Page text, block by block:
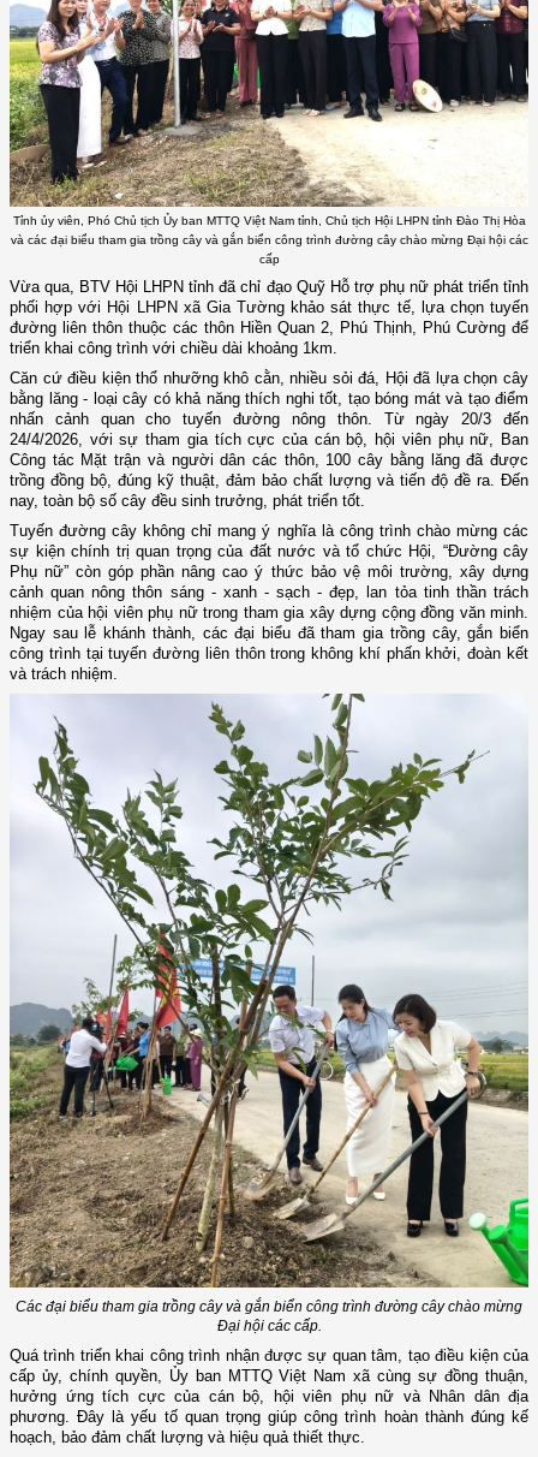
Tỉnh ủy viên, Phó Chủ tịch Ủy ban MTTQ Việt Nam tỉnh, Chủ tịch Hội LHPN tỉnh Đào Thị Hòa
và các đại biểu tham gia trồng cây và gắn biển công trình đường cây chào mừng Đại hội các
cấp
Vừa qua, BTV Hội LHPN tỉnh đã chỉ đạo Quỹ Hỗ trợ phụ nữ phát triển tỉnh
phối hợp với Hội LHPN xã Gia Tường khảo sát thực tế, lựa chọn tuyến
đường liên thôn thuộc các thôn Hiền Quan 2, Phú Thịnh, Phú Cường để
triển khai công trình với chiều dài khoảng 1km.
Căn cứ điều kiện thổ nhưỡng khô cằn, nhiều sỏi đá, Hội đã lựa chọn cây
bằng lăng - loại cây có khả năng thích nghi tốt, tạo bóng mát và tạo điểm
nhấn cảnh quan cho tuyến đường nông thôn. Từ ngày 20/3 đến
24/4/2026, với sự tham gia tích cực của cán bộ, hội viên phụ nữ, Ban
Công tác Mặt trận và người dân các thôn, 100 cây bằng lăng đã được
trồng đồng bộ, đúng kỹ thuật, đảm bảo chất lượng và tiến độ đề ra. Đến
nay, toàn bộ số cây đều sinh trưởng, phát triển tốt.
Tuyến đường cây không chỉ mang ý nghĩa là công trình chào mừng các
sự kiện chính trị quan trọng của đất nước và tổ chức Hội, “Đường cây
Phụ nữ” còn góp phần nâng cao ý thức bảo vệ môi trường, xây dựng
cảnh quan nông thôn sáng - xanh - sạch - đẹp, lan tỏa tinh thần trách
nhiệm của hội viên phụ nữ trong tham gia xây dựng cộng đồng văn minh.
Ngay sau lễ khánh thành, các đại biểu đã tham gia trồng cây, gắn biển
công trình tại tuyến đường liên thôn trong không khí phấn khởi, đoàn kết
và trách nhiệm.
Các đại biểu tham gia trồng cây và gắn biển công trình đường cây chào mừng
Đại hội các cấp.
Quá trình triển khai công trình nhận được sự quan tâm, tạo điều kiện của
cấp ủy, chính quyền, Ủy ban MTTQ Việt Nam xã cùng sự đồng thuận,
hưởng ứng tích cực của cán bộ, hội viên phụ nữ và N hân dân địa
phương. Đây là yếu tố quan trọng giúp công trình hoàn thành đúng kế
hoạch, bảo đảm chất lượng và hiệu quả thiết thực.